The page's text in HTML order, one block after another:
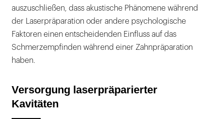
auszuschließen, dass akustische Phänomene während
der Laserpräparation oder andere psychologische
Faktoren einen entscheidenden Einfluss auf das
Schmerzempfinden während einer Zahnpräparation
haben.
Versorgung laserpräparierter
Kavitäten